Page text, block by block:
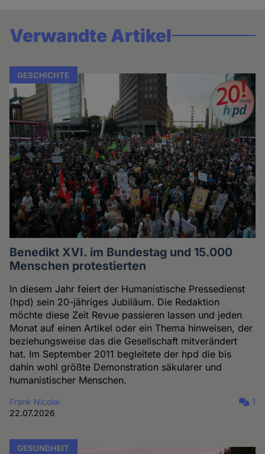
Verwandte Artikel
GESCHICHTE
Benedikt XVI. im Bundestag und 15.000
Menschen protestierten
In diesem Jahr feiert der Humanistische Pressedienst
(hpd) sein 20-jähriges Jubiläum. Die Redaktion
möchte diese Zeit Revue passieren lassen und jeden
Monat auf einen Artikel oder ein Thema hinweisen, der
beziehungsweise das die Gesellschaft mitverändert
hat. Im September 2011 begleitete der hpd die bis
dahin wohl größte Demonstration säkularer und
humanistischer Menschen.
Frank Nicolai
22.07.2026
1
GESUNDHEIT